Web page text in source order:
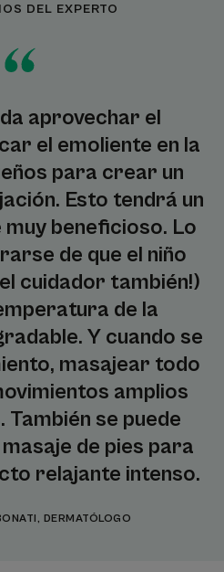
DEL EXPERTO
aprovechar el
el emoliente en la
para crear un
Esto tendrá un
beneficioso. Lo
de que el niño
cuidador también!)
de la
Y cuando se
masajear todo
amplios
se puede
de pies para
relajante intenso.
DERMATÓLOGO